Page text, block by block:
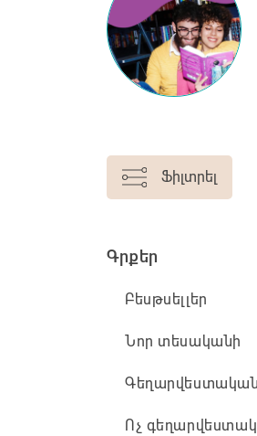
Ֆիլտրել
Գրքեր
Բեսթսելլեր
Նոր տեսականի
Գեղարվեստական
Ոչ